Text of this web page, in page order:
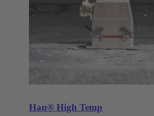
vous-même à partir de la quantité 1. La
idéale pour un prototypage innovant ou
prochaine série de dispositifs à succès.
Han® High Temp